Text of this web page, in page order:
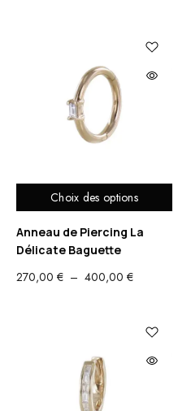
Choix des options
Anneau de Piercing La
Délicate Baguette
270,00 € – 400,00 €PLAGE
270,00 €